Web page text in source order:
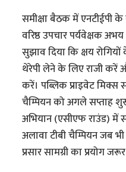
समीक्षा बैठक में
वरिष्ठ उपचार पर्यवेक्षक अभय
सुझाव दिया कि क्षय
थेरेपी लेने के लिए राजी
करें। पब्लिक प्राइवेट मिक्स
चैम्पियन को अगले सप्ताह
अभियान (एसीएफ राउंड)
अलावा टीबी चैम्पियन जब
प्रसार सामग्री का प्रयोग